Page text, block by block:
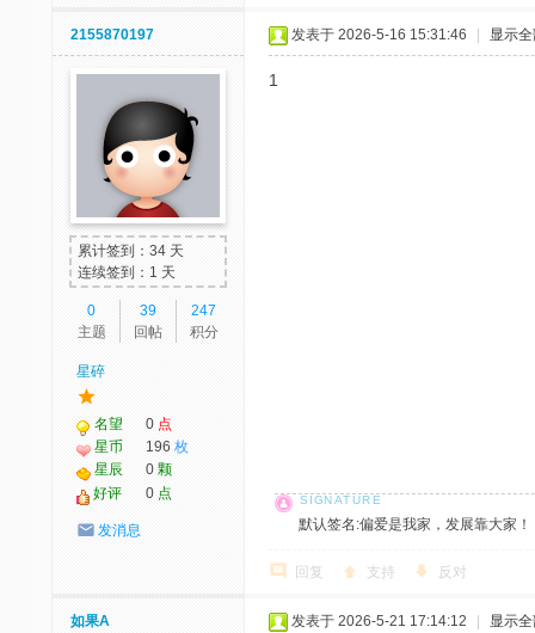
2155870197
累计签到：34 天
连续签到：1 天
0
主题
39
回帖
247
积分
星碎
名望 0 点
星币
196 枚
星辰
0 颗
好评
0 点
发消息
发表于 2026-5-16 15:31:46 显示
1
默认签名:偏爱是我家，发展靠大家
回复 支持 反对
如果A 发表于 2026-5-21 17:14:12 显示